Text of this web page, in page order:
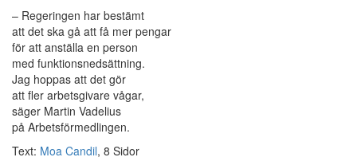
– Regeringen har bestämt
att det ska gå att få mer pengar
för att anställa en person
med funktionsnedsättning.
Jag hoppas att det gör
att fler arbetsgivare vågar,
säger Martin Vadelius
på Arbetsförmedlingen.
Text: Moa Candil, 8 Sidor